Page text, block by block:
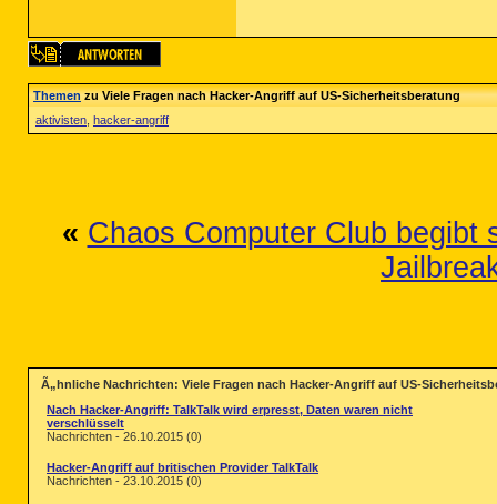
Themenzu Viele Fragen nach Hacker-Angriff auf US-Sicherheitsberatung
aktivisten hacker-angriff
« Chaos Computer Club begibt
Ã„hnliche Nachrichten: Viele Fragen nach Hacker-Angriff auf US-
Nach Hacker-Angriff: TalkTalk wird erpresst, Daten waren nicht
verschlüsselt
Nachrichten - 26.10.2015 (0)
Hacker-Angriff auf britischen Provider TalkTalk
Nachrichten - 23.10.2015 (0)